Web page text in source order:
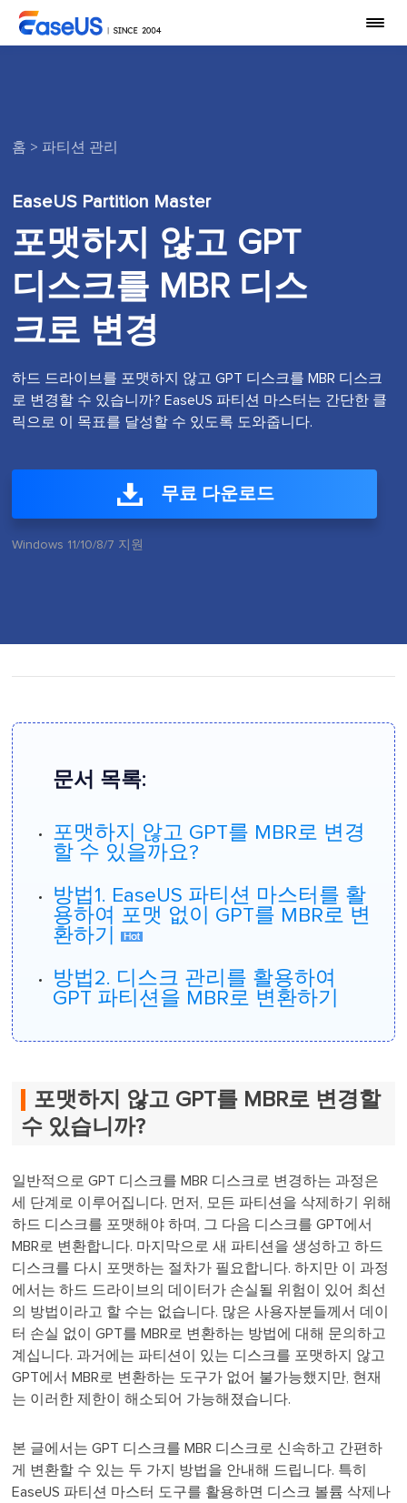
홈 > 파티션 관리
EaseUS Partition Master
포맷하지 않고 GPT
디스크를 MBR 디스
크로 변경
하드 드라이브를 포맷하지 않고 GPT 디스크를 MBR 디스크
로 변경할 수 있습니까? EaseUS 파티션 마스터는 간단한 클
릭으로 이 목표를 달성할 수 있도록 도와줍니다.
무료 다운로드
Windows 11/10/8/7 지원
문서 목록:
포맷하지 않고 GPT를 MBR로 변경
할 수 있을까요?
방법1. EaseUS 파티션 마스터를 활
용하여 포맷 없이 GPT를 MBR로 변
환하기
방법2. 디스크 관리를 활용하여
GPT 파티션을 MBR로 변환하기
포맷하지 않고 GPT를 MBR로 변경할
수 있습니까?
일반적으로 GPT 디스크를 MBR 디스크로 변경하는 과정은
세 단계로 이루어집니다. 먼저, 모든 파티션을 삭제하기 위해
하드 디스크를 포맷해야 하며, 그 다음 디스크를 GPT에서
MBR로 변환합니다. 마지막으로 새 파티션을 생성하고 하드
디스크를 다시 포맷하는 절차가 필요합니다. 하지만 이 과정
에서는 하드 드라이브의 데이터가 손실될 위험이 있어 최선
의 방법이라고 할 수는 없습니다. 많은 사용자분들께서 데이
터 손실 없이 GPT를 MBR로 변환하는 방법에 대해 문의하고
계십니다. 과거에는 파티션이 있는 디스크를 포맷하지 않고
GPT에서 MBR로 변환하는 도구가 없어 불가능했지만, 현재
는 이러한 제한이 해소되어 가능해졌습니다.
본 글에서는 GPT 디스크를 MBR 디스크로 신속하고 간편하
게 변환할 수 있는 두 가지 방법을 안내해 드립니다. 특히
EaseUS 파티션 마스터 도구를 활용하면 디스크 볼륨 삭제나